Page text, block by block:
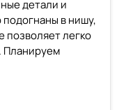
детали и
в нишу,
позволяет легко
Планируем